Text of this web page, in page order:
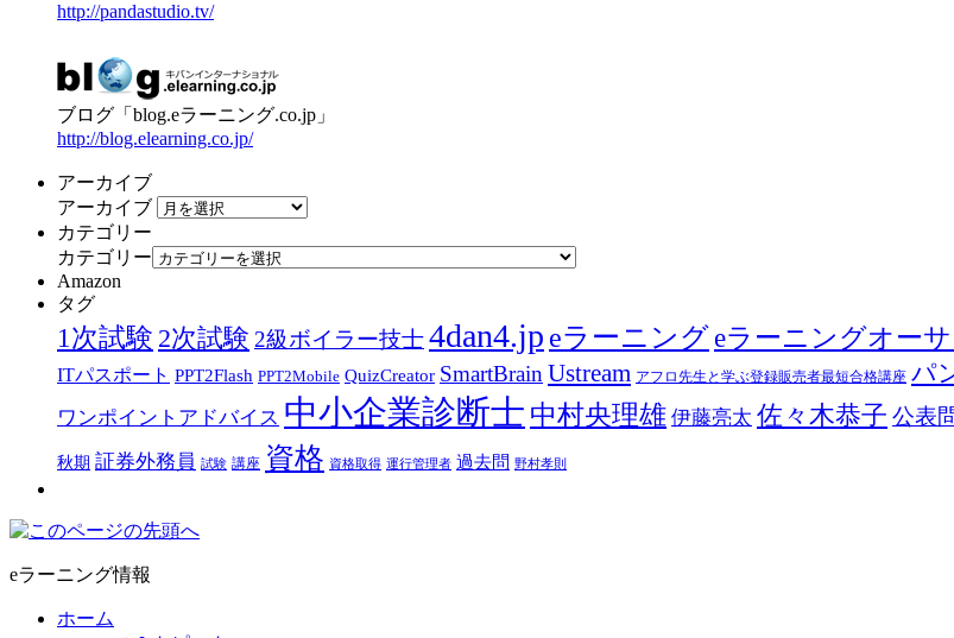
http://pandastudio.tv/
ブログ「blog.eラーニング.co.jp」
http://blog.elearning.co.jp/
アーカイブ
アーカイブ
カテゴリー
カテゴリー
Amazon
タグ
1次試験 2次試験 2級ボイラー技士4dan4.jp eラーニング eラーニングオー
ITパスポート PPT2Flash PPT2Mobile QuizCreator SmartBrainUstream アフロ先生と学ぶ登録販売者最短合格講座 パ
ワンポイントアドバイス 中小企業診断士 中村央理雄 伊藤亮太 佐々木恭子 公表
秋期 証券外務員 試験 講座 資格 資格取得 運行管理者 過去問 野村孝則
eラーニング情報
ホーム